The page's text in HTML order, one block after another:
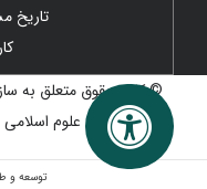
تاریخ
© کلیه حقوق متعلق به
علوم
توسعه و